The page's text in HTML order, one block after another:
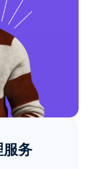
务